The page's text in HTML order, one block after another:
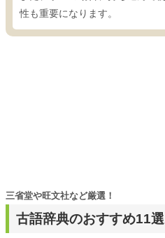
性も重要になります。
古語辞典のおすすめ11選
三省堂や旺文社など厳選！